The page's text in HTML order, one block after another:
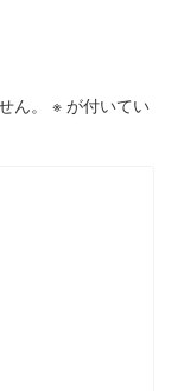
ん。 ※ が付いてい